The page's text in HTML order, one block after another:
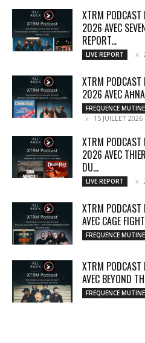
XTRM
2026 AVEC
REPORT...
LIVE REPORT
XTRM PODCAST
2026 AVEC
FREQUENCE MUTINE
15 JUILLET 2026
XTRM
2026 AVEC
DU...
LIVE REPORT
XTRM
AVEC CAGE
FREQUENCE MUTINE
XTRM
AVEC BEYOND
FREQUENCE MUTINE